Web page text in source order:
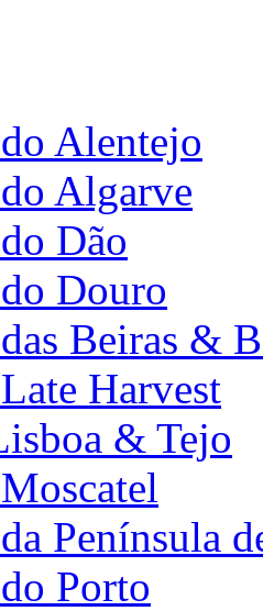
Alentejo
Algarve
Dão
Douro
Beiras &
Harvest
& Tejo
Península
Porto